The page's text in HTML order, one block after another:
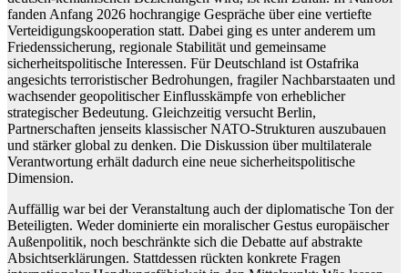
fanden Anfang 2026 hochrangige Gespräche über eine vertiefte
Verteidigungskooperation statt. Dabei ging es unter anderem um
Friedenssicherung, regionale Stabilität und gemeinsame
sicherheitspolitische Interessen. Für Deutschland ist Ostafrika
angesichts terroristischer Bedrohungen, fragiler Nachbarstaaten und
wachsender geopolitischer Einflusskämpfe von erheblicher
strategischer Bedeutung. Gleichzeitig versucht Berlin,
Partnerschaften jenseits klassischer NATO-Strukturen auszubauen
und stärker global zu denken. Die Diskussion über multilaterale
Verantwortung erhält dadurch eine neue sicherheitspolitische
Dimension.
Auffällig war bei der Veranstaltung auch der diplomatische Ton der
Beteiligten. Weder dominierte ein moralischer Gestus europäischer
Außenpolitik, noch beschränkte sich die Debatte auf abstrakte
Absichtserklärungen. Stattdessen rückten konkrete Fragen